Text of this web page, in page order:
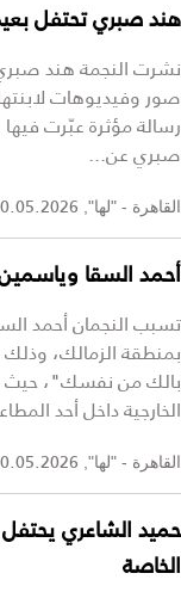
هند صبري تحتفل
نشرت النجمة هند
صور وفيديوهات
رسالة مؤثرة عبّرت
صبري عن...
القاهرة - "لها",
أحمد السقا
تسبب النجمان أحمد
بمنطقة الزمالك،
بالك من نفسك"، حيث
الخارجية داخل أحد
القاهرة - "لها",
حميد الشاعري
الخاصة